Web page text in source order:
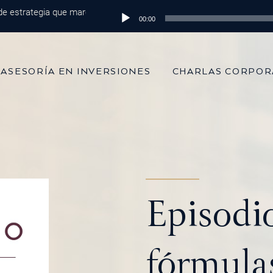
que marca la diferencia Episodio 215: De 100 mil dólares
Reproductor
00:00
ASESORÍA EN INVERSIONES CHARLAS